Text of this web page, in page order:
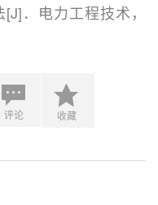
．电力工程技术，
评论 收藏